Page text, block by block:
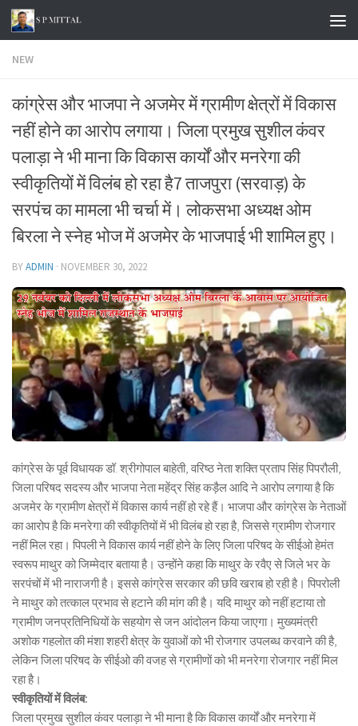
Skip to content
NEW
कांग्रेस और भाजपा ने अजमेर में ग्रामीण क्षेत्रों में विकास
नहीं होने का आरोप लगाया। जिला प्रमुख सुशील कंवर
पलाड़ा ने भी माना कि विकास कार्यों और मनरेगा की
स्वीकृतियों में विलंब हो रहा है7 ताजपुरा (सरवाड़) के
सरपंच का मामला भी चर्चा में। लोकसभा अध्यक्ष ओम
बिरला ने स्नेह भोज में अजमेर के भाजपाई भी शामिल हुए।
BYADMIN · NOVEMBER 30, 2022
कांग्रेस के पूर्व विधायक डॉ. श्रीगोपाल बाहेती, वरिष्ठ नेता शक्ति प्रताप सिंह पिपरौली,
जिला परिषद सदस्य और भाजपा नेता महेंद्र सिंह कड़ैल आदि ने आरोप लगाया है कि
अजमेर के ग्रामीण क्षेत्रों में विकास कार्य नहीं हो रहे हैं। भाजपा और कांग्रेस के नेताओं
का आरोप है कि मनरेगा की स्वीकृतियों में भी विलंब हो रहा है, जिससे ग्रामीण रोजगार
नहीं मिल रहा। पिपली ने विकास कार्य नहीं होने के लिए जिला परिषद के सीईओ हेमंत
स्वरूप माथुर को जिम्मेदार बताया है। उन्होंने कहा कि माथुर के रवैए से जिले भर के
सरपंचों में भी नाराजगी है। इससे कांग्रेस सरकार की छवि खराब हो रही है। पिपरोली
ने माथुर को तत्काल प्रभाव से हटाने की मांग की है। यदि माथुर को नहीं हटाया तो
ग्रामीण जनप्रतिनिधियों के सहयोग से जन आंदोलन किया जाएगा। मुख्यमंत्री
अशोक गहलोत की मंशा शहरी क्षेत्र के युवाओं को भी रोजगार उपलब्ध करवाने की है,
लेकिन जिला परिषद के सीईओ की वजह से ग्रामीणों को भी मनरेगा रोजगार नहीं मिल
रहा है।
स्वीकृतियों में विलंब:
जिला प्रमुख सुशील कंवर पलाड़ा ने भी माना है कि विकास कार्यों और मनरेगा में